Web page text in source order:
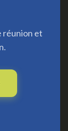
réunion et